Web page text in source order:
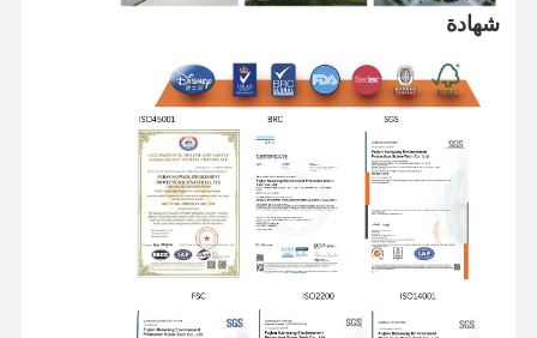
أكياس الورق المصنوعة يدوياً
المواد المستخدمة مرة واحدة في خدمات الطعام
حقائب الورق القاعية
لفة ورق حراري
أكياس غير منسوجة
شهادة